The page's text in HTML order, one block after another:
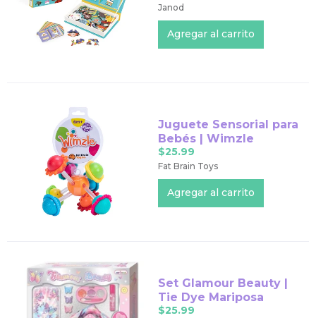
Janod
Juguete Sensorial para
Bebés | Wimzle
$25.99
Fat Brain Toys
Set Glamour Beauty |
Tie Dye Mariposa
$25.99